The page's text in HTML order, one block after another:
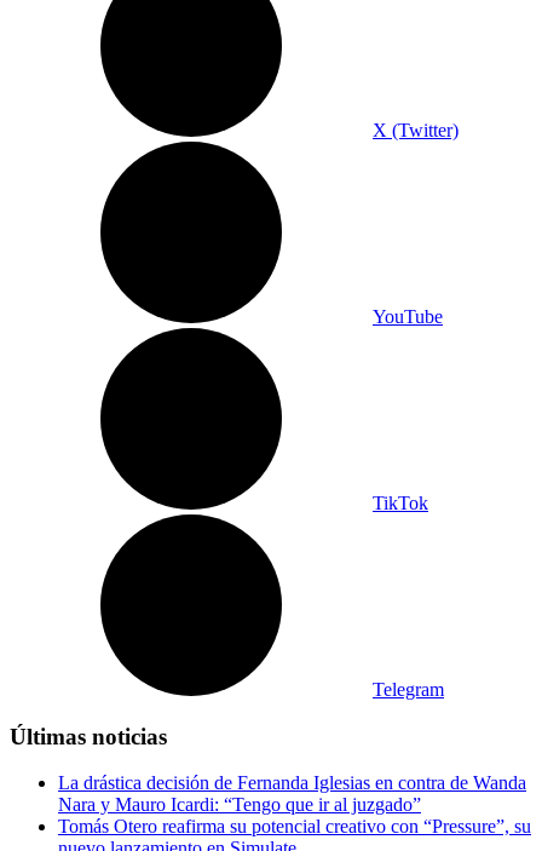
X (Twitter)
YouTube
TikTok
Telegram
Últimas noticias
La drástica decisión de Fernanda Iglesias en contra de Wanda
Nara y Mauro Icardi: “Tengo que ir al juzgado”
Tomás Otero reafirma su potencial creativo con “Pressure”, su